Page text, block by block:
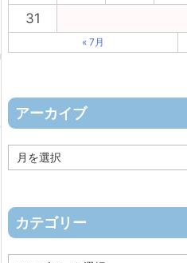
31
« 7月
アーカイブ
ー
ブ
カテゴリー